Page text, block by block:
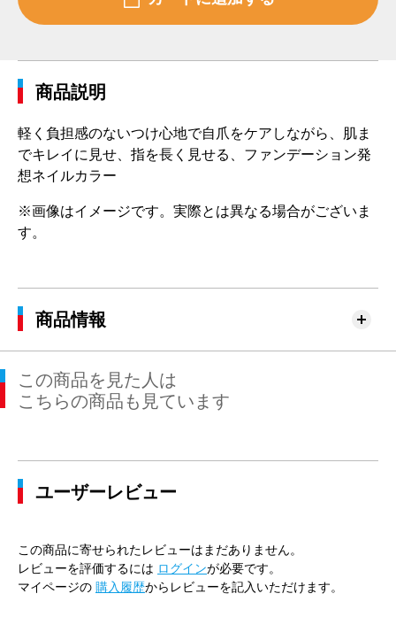
商品説明
軽く負担感のないつけ心地で自爪をケアしながら、肌ま
でキレイに見せ、指を長く見せる、ファンデーション発
想ネイルカラー
※画像はイメージです。実際とは異なる場合がございま
す。
商品情報
この商品を見た人は
こちらの商品も見ています
ユーザーレビュー
この商品に寄せられたレビューはまだありません。
レビューを評価するには ログインが必要です。
マイページの 購入履歴からレビューを記入いただけます。